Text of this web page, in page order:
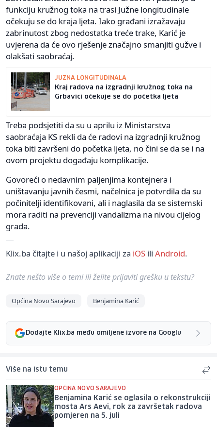
funkciju kružnog toka na trasi Južne longitudinale
očekuju se do kraja ljeta. Iako građani izražavaju
zabrinutost zbog nedostatka treće trake, Karić je
uvjerena da će ovo rješenje značajno smanjiti gužve i
olakšati saobraćaj.
JUŽNA LONGITUDINALA
Kraj radova na izgradnji kružnog toka na
Grbavici očekuje se do početka ljeta
Treba podsjetiti da su u aprilu iz Ministarstva
saobraćaja KS rekli da će radovi na izgradnji kružnog
toka biti završeni do početka ljeta, no čini se da se i na
ovom projektu događaju komplikacije.
Govoreći o nedavnim paljenjima kontejnera i
uništavanju javnih česmi, načelnica je potvrdila da su
počinitelji identifikovani, ali i naglasila da se sistemski
mora raditi na prevenciji vandalizma na nivou cijelog
grada.
Klix.ba čitajte i u našoj aplikaciji za iOS ili Android.
Znate nešto više o temi ili želite prijaviti grešku u tekstu?
Općina Novo Sarajevo Benjamina Karić
Dodajte Klix.ba među omiljene izvore na Googlu
Više na istu temu
OPĆINA NOVO SARAJEVO
Benjamina Karić se oglasila o rekonstrukciji
mosta Ars Aevi, rok za završetak radova
pomjeren na 5. juli